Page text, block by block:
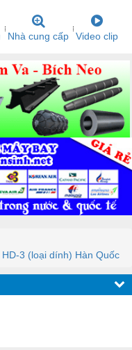
Nhà cung cấp Video clip
3 (loại dính) Hàn Quốc